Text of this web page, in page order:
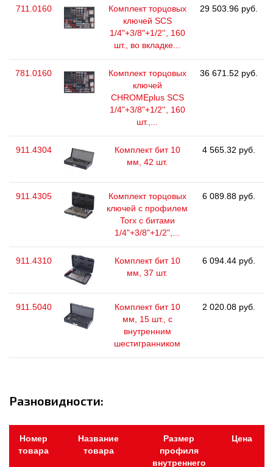
711.0160
Комплект торцовых
ключей SCS
1/4"+3/8"+1/2'', 160
шт., во вкладке...
29 503.96 руб.
781.0160
Комплект торцовых
ключей
CHROMEplus SCS
1/4"+3/8"+1/2'', 160
шт.,...
36 671.52 руб.
911.4304
Комплект бит 10
мм, 42 шт.
4 565.32 руб.
911.4305
Комплект торцовых
ключей с профилем
Torx с битами
1/4"+3/8"+1/2",...
6 089.88 руб.
911.4310
Комплект бит 10
мм, 37 шт.
6 094.44 руб.
911.5040
Комплект бит 10
мм, 15 шт., с
внутренним
шестигранником
2 020.08 руб.
Разновидности:
Номер
товара
Название
товара
Размер
профиля
внутреннего
Цена